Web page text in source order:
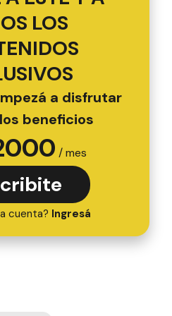
LOS
a disfrutar
beneficios
/ mes
cuenta? Ingresá